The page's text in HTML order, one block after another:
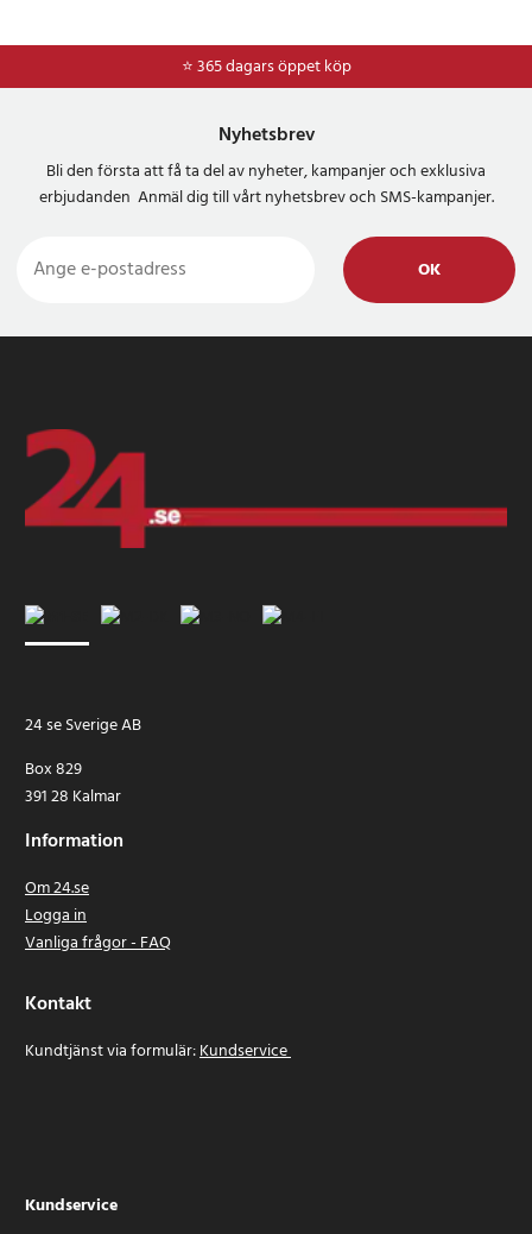
⭐ 365 dagars öppet köp
⭐Frakt 49kr *
Nyhetsbrev
Bli den första att få ta del av nyheter, kampanjer och exklusiva
erbjudanden Anmäl dig till vårt nyhetsbrev och SMS-kampanjer.
OK
24 se Sverige AB
Box 829
391 28 Kalmar
Information
Om 24.se
Logga in
Vanliga frågor - FAQ
Kontakt
Kundtjänst via formulär:Kundservice
Kundservice